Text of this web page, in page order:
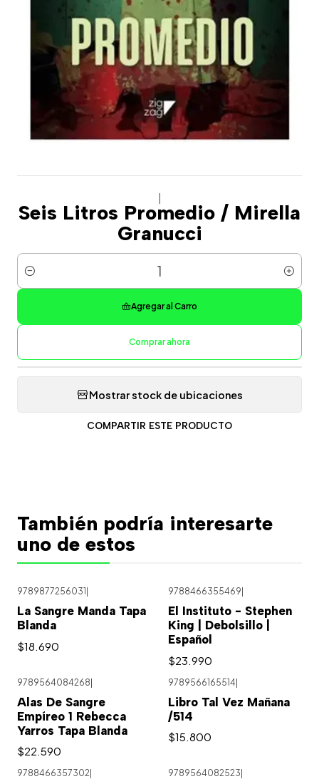
Seis Litros Promedio / Mirella
Granucci
Cantidad
Agregar al Carro
Comprar ahora
Mostrar stock de ubicaciones
COMPARTIR ESTE PRODUCTO
También podría interesarte
uno de estos
9789877256031
La Sangre Manda Tapa
Blanda
$18.690
9788466355469
El Instituto - Stephen
King | Debolsillo |
Español
$23.990
9789564084268|
Alas De Sangre
Empíreo 1 Rebecca
Yarros Tapa Blanda
$22.590
9789566165514|
Libro Tal Vez Mañana
/514
$15.800
9788466357302 9789564082523